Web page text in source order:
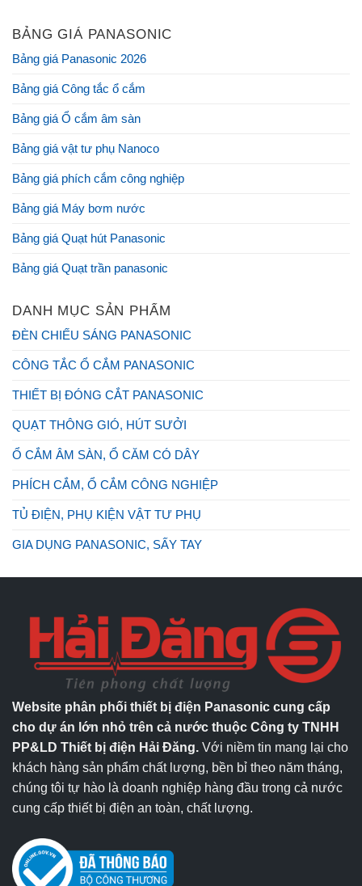
BẢNG GIÁ PANASONIC
Bảng giá Panasonic 2026
Bảng giá Công tắc ổ cắm
Bảng giá Ổ cắm âm sàn
Bảng giá vật tư phụ Nanoco
Bảng giá phích cắm công nghiệp
Bảng giá Máy bơm nước
Bảng giá Quạt hút Panasonic
Bảng giá Quạt trần panasonic
DANH MỤC SẢN PHẨM
ĐÈN CHIẾU SÁNG PANASONIC
CÔNG TẮC Ổ CẮM PANASONIC
THIẾT BỊ ĐÓNG CẮT PANASONIC
QUẠT THÔNG GIÓ, HÚT SƯỞI
Ổ CẮM ÂM SÀN, Ổ CĂM CÓ DÂY
PHÍCH CẮM, Ổ CẮM CÔNG NGHIỆP
TỦ ĐIỆN, PHỤ KIỆN VẬT TƯ PHỤ
GIA DỤNG PANASONIC, SẤY TAY
Website phân phối thiết bị điện Panasonic cung cấp
cho dự án lớn nhỏ trên cả nước thuộc Công ty TNHH
PP&LD Thiết bị điện Hải Đăng. Với niềm tin mang lại cho
khách hàng sản phẩm chất lượng, bền bỉ theo năm tháng,
chúng tôi tự hào là doanh nghiệp hàng đầu trong cả nước
cung cấp thiết bị điện an toàn, chất lượng.